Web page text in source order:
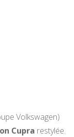
Volkswagen)
Cupra restylée.